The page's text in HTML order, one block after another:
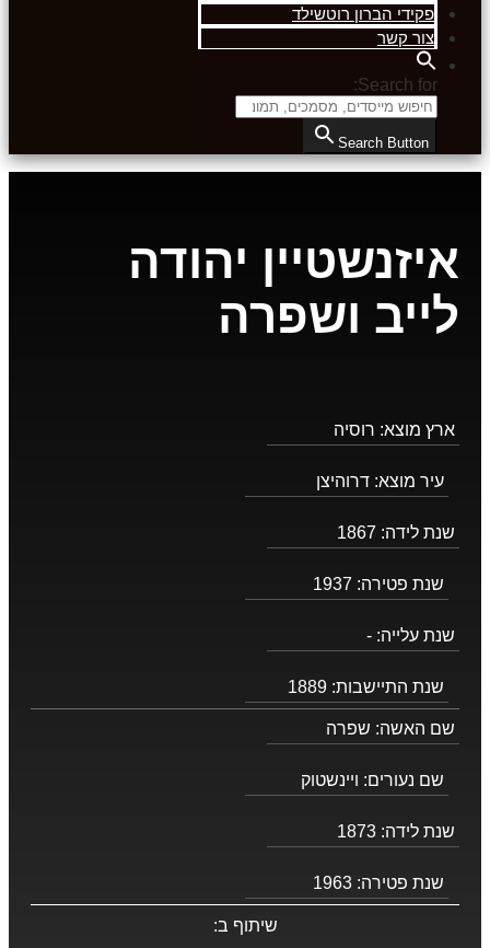
פקידי הברון רוטשילד
צור קשר
Search for:
Search Button
איזנשטיין יהודה
לייב ושפרה
ארץ מוצא: רוסיה
עיר מוצא: דרוהיצן
שנת לידה: 1867
שנת פטירה: 1937
שנת עלייה: -
שנת התיישבות: 1889
שם האשה: שפרה
שם נעורים: ויינשטוק
שנת לידה: 1873
שנת פטירה: 1963
שיתוף ב: